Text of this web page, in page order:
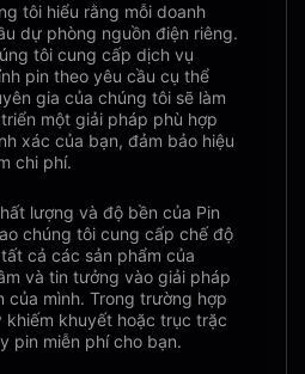
tôi hiểu rằng mỗi doanh
dự phòng nguồn điện riêng.
tôi cung cấp dịch vụ
pin theo yêu cầu cụ thể
gia của chúng tôi sẽ làm
một giải pháp phù hợp
xác của bạn, đảm bảo hiệu
chi phí.
lượng và độ bền của Pin
chúng tôi cung cấp chế độ
cả các sản phẩm của
và tin tưởng vào giải pháp
của mình. Trong trường hợp
khuyết hoặc trục trặc
pin miễn phí cho bạn.